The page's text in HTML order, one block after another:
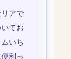
アで
てお
いち
利っ